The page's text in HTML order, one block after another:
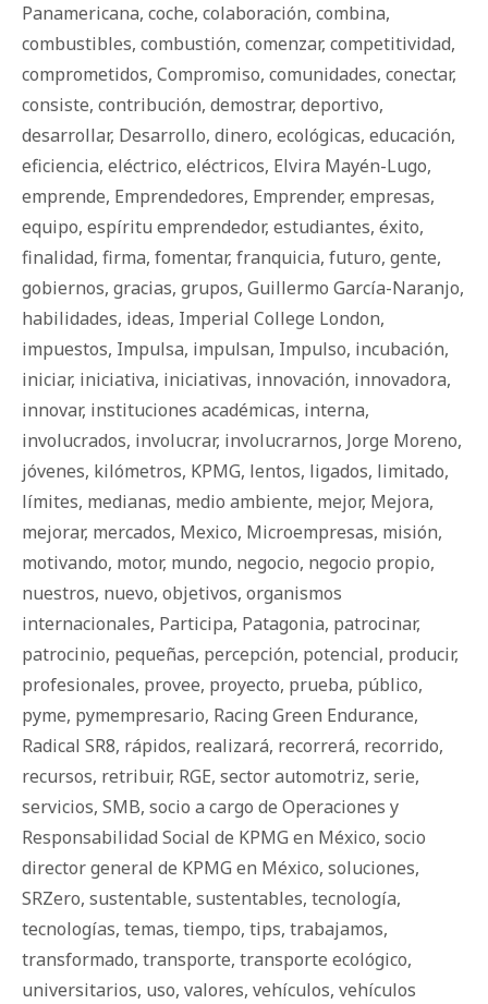
Panamericana, coche, colaboración, combina,
combustibles, combustión, comenzar, competitividad,
comprometidos, Compromiso, comunidades, conectar,
consiste, contribución, demostrar, deportivo,
desarrollar, Desarrollo, dinero, ecológicas, educación,
eficiencia, eléctrico, eléctricos, Elvira Mayén-Lugo,
emprende, Emprendedores, Emprender, empresas,
equipo, espíritu emprendedor, estudiantes, éxito,
finalidad, firma, fomentar, franquicia, futuro, gente,
gobiernos, gracias, grupos, Guillermo García-Naranjo,
habilidades, ideas, Imperial College London,
impuestos, Impulsa, impulsan, Impulso, incubación,
iniciar, iniciativa, iniciativas, innovación, innovadora,
innovar, instituciones académicas, interna,
involucrados, involucrar, involucrarnos, Jorge Moreno,
jóvenes, kilómetros, KPMG, lentos, ligados, limitado,
límites, medianas, medio ambiente, mejor, Mejora,
mejorar, mercados, Mexico, Microempresas, misión,
motivando, motor, mundo, negocio, negocio propio,
nuestros, nuevo, objetivos, organismos
internacionales, Participa, Patagonia, patrocinar,
patrocinio, pequeñas, percepción, potencial, producir,
profesionales, provee, proyecto, prueba, público,
pyme, pymempresario, Racing Green Endurance,
Radical SR8, rápidos, realizará, recorrerá, recorrido,
recursos, retribuir, RGE, sector automotriz, serie,
servicios, SMB, socio a cargo de Operaciones y
Responsabilidad Social de KPMG en México, socio
director general de KPMG en México, soluciones,
SRZero, sustentable, sustentables, tecnología,
tecnologías, temas, tiempo, tips, trabajamos,
transformado, transporte, transporte ecológico,
universitarios, uso, valores, vehículos, vehículos